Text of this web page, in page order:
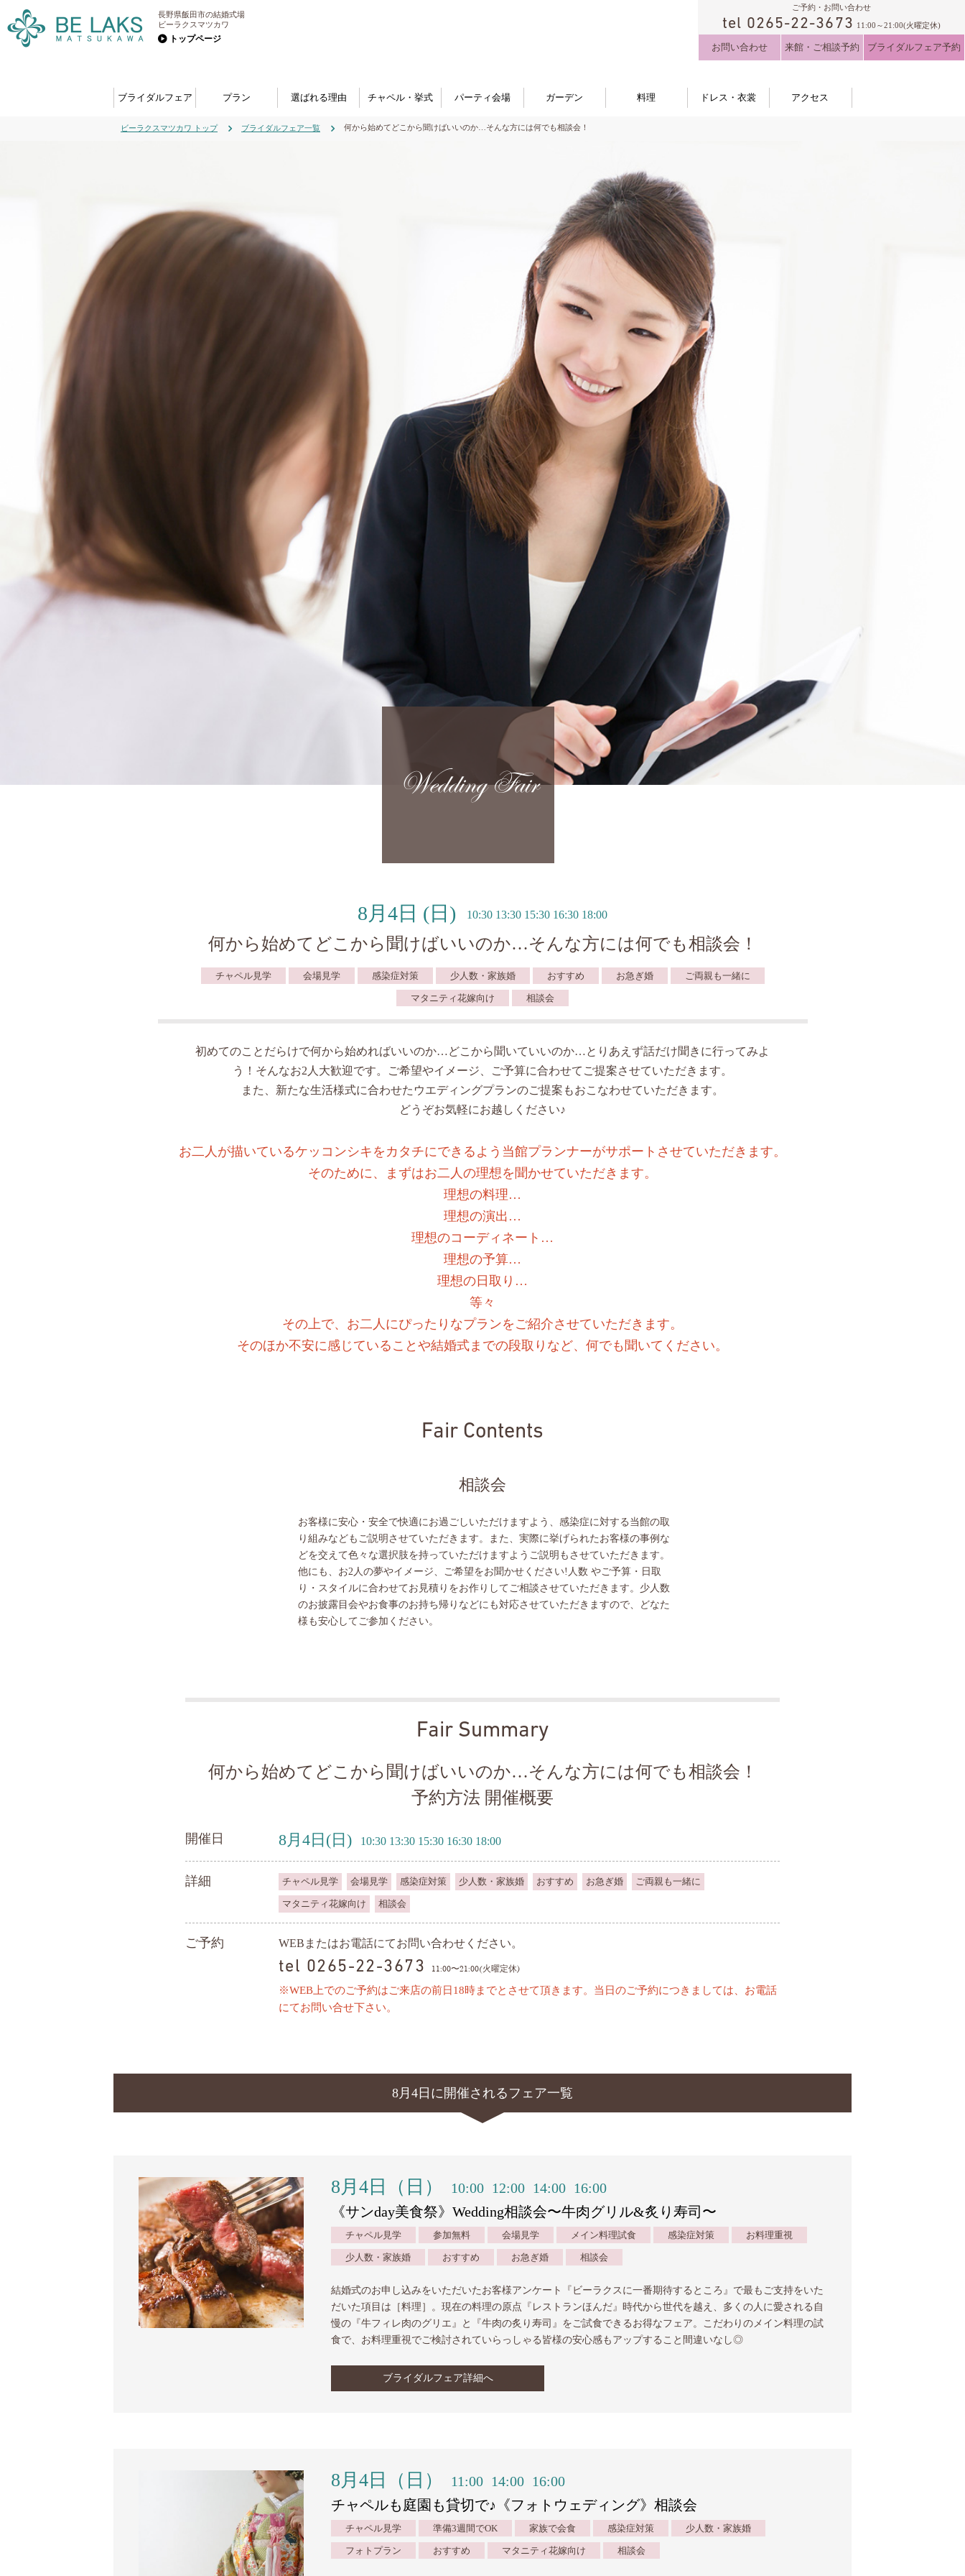
長野県飯田市の結婚式場
ビーラクスマツカワ
トップページ
ご予約・お問い合わせ
tel 0265-22-3673 11:00～21:00(火曜定休)
お問い合わせ 来館・ご相談予約 ブライダルフェア予約
ブライダルフェア プラン 選ばれる理由 チャペル・挙式 パーティ会場 ガーデン 料理 ドレス・衣裳 アクセス
ビーラクスマツカワ トップ ブライダルフェア一覧 何から始めてどこから聞けばいいのか…そんな方には何でも相談会！
Wedding Fair
8月4日 (日) 10:30 13:30 15:30 16:30 18:00
何から始めてどこから聞けばいいのか…そんな方には何でも相談会！
チャペル見学 会場見学 感染症対策 少人数・家族婚 おすすめ お急ぎ婚 ご両親も一緒に
マタニティ花嫁向け 相談会
初めてのことだらけで何から始めればいいのか…どこから聞いていいのか…とりあえず話だけ聞きに行ってみよ
う！そんなお2人大歓迎です。ご希望やイメージ、ご予算に合わせてご提案させていただきます。
また、新たな生活様式に合わせたウエディングプランのご提案もおこなわせていただきます。
どうぞお気軽にお越しください♪
お二人が描いているケッコンシキをカタチにできるよう当館プランナーがサポートさせていただきます。
そのために、まずはお二人の理想を聞かせていただきます。
理想の料理…
理想の演出…
理想のコーディネート…
理想の予算…
理想の日取り…
等々
その上で、お二人にぴったりなプランをご紹介させていただきます。
そのほか不安に感じていることや結婚式までの段取りなど、何でも聞いてください。
Fair Contents
相談会
お客様に安心・安全で快適にお過ごしいただけますよう、感染症に対する当館の取
り組みなどもご説明させていただきます。また、実際に挙げられたお客様の事例な
どを交えて色々な選択肢を持っていただけますようご説明もさせていただきます。
他にも、お2人の夢やイメージ、ご希望をお聞かせください!人数 やご予算・日取
り・スタイルに合わせてお見積りをお作りしてご相談させていただきます。少人数
のお披露目会やお食事のお持ち帰りなどにも対応させていただきますので、どなた
様も安心してご参加ください。
Fair Summary
何から始めてどこから聞けばいいのか…そんな方には何でも相談会！
予約方法 開催概要
開催日 8月4日 (日) 10:30 13:30 15:30 16:30 18:00
詳細 チャペル見学 会場見学 感染症対策 少人数・家族婚 おすすめ お急ぎ婚 ご両親も一緒に
マタニティ花嫁向け 相談会
ご予約 WEBまたはお電話にてお問い合わせください。
tel 0265-22-3673 11:00〜21:00(火曜定休)
※WEB上でのご予約はご来店の前日18時までとさせて頂きます。当日のご予約につきましては、お電話
にてお問い合せ下さい。
8月4日に開催されるフェア一覧
8月4日（日） 10:00 12:00 14:00 16:00
《サンday美食祭》Wedding相談会〜牛肉グリル&炙り寿司〜
チャペル見学 参加無料 会場見学 メイン料理試食 感染症対策 お料理重視
少人数・家族婚 おすすめ お急ぎ婚 相談会
結婚式のお申し込みをいただいたお客様アンケート『ビーラクスに一番期待するところ』で最もご支持をいた
だいた項目は［料理］。現在の料理の原点『レストランほんだ』時代から世代を越え、多くの人に愛される自
慢の『牛フィレ肉のグリエ』と『牛肉の炙り寿司』をご試食できるお得なフェア。こだわりのメイン料理の試
食で、お料理重視でご検討されていらっしゃる皆様の安心感もアップすること間違いなし◎
ブライダルフェア詳細へ
8月4日（日） 11:00 14:00 16:00
チャペルも庭園も貸切で♪《フォトウェディング》相談会
チャペル見学 準備3週間でOK 家族で会食 感染症対策 少人数・家族婚
フォトプラン おすすめ マタニティ花嫁向け 相談会